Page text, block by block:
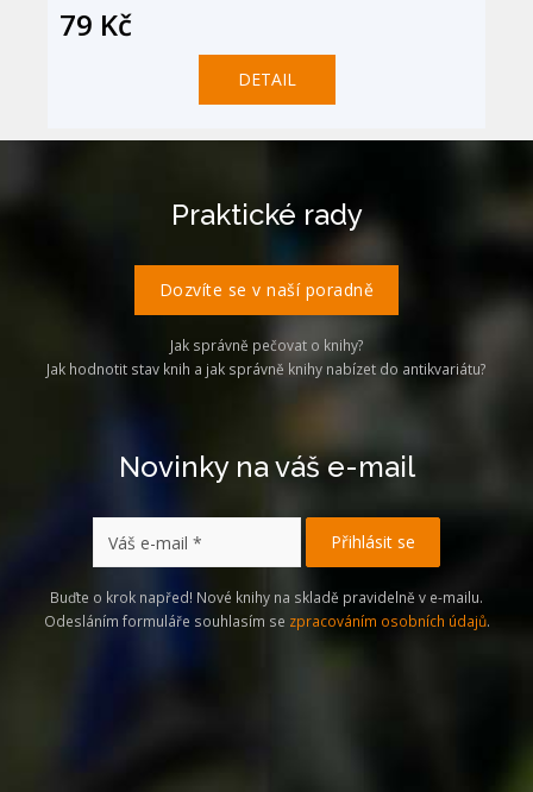
79 Kč
DETAIL
Praktické rady
Dozvíte se v naší poradně
Jak správně pečovat o knihy?
Jak hodnotit stav knih a jak správně knihy nabízet do antikvariátu?
Novinky na váš e-mail
Buďte o krok napřed! Nové knihy na skladě pravidelně v e-mailu.
Odesláním formuláře souhlasím se zpracováním osobních údajů.